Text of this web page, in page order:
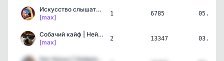
Искусство слышать | Карт…
[max]
1 6785
Собачий кайф | НейроЮмор
[max]
2 13347